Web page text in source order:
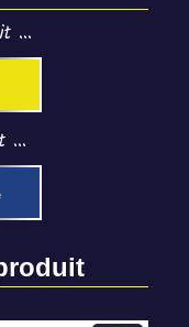
...
...